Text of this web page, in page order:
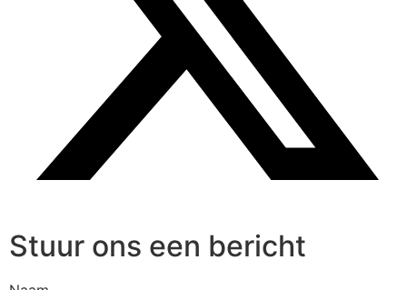
Stuur ons een bericht